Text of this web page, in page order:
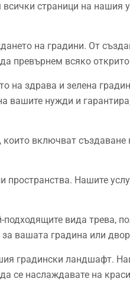
страници на
на градини. От
превърнем всяко
на здрава и зелена
вашите нужди и
, които включват създаване
пространства. Нашите
вида трева,
вашата градина или
градински ландшафт.
се наслаждавате на